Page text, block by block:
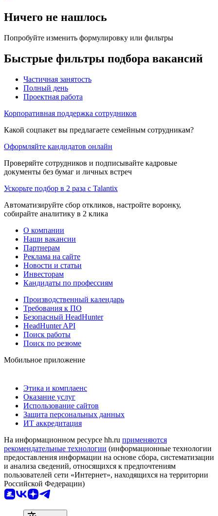
Ничего не нашлось
Попробуйте изменить формулировку или фильтры
Быстрые фильтры подбора вакансий
Частичная занятость
Полный день
Проектная работа
Корпоративная поддержка сотрудников
Какой соцпакет вы предлагаете семейным сотрудникам?
Оформляйте кандидатов онлайн
Проверяйте сотрудников и подписывайте кадровые
документы без бумаг и личных встреч
Ускорьте подбор в 2 раза с Talantix
Автоматизируйте сбор откликов, настройте воронку,
собирайте аналитику в 2 клика
О компании
Наши вакансии
Партнерам
Реклама на сайте
Новости и статьи
Инвесторам
Кандидаты по профессиям
Производственный календарь
Требования к ПО
Безопасный HeadHunter
HeadHunter API
Поиск работы
Поиск по резюме
Мобильное приложение
Этика и комплаенс
Оказание услуг
Использование сайтов
Защита персональных данных
ИТ аккредитация
На информационном ресурсе hh.ru применяются
рекомендательные технологии (информационные технологии
предоставления информации на основе сбора, систематизации
и анализа сведений, относящихся к предпочтениям
пользователей сети «Интернет», находящихся на территории
Российской Федерации)